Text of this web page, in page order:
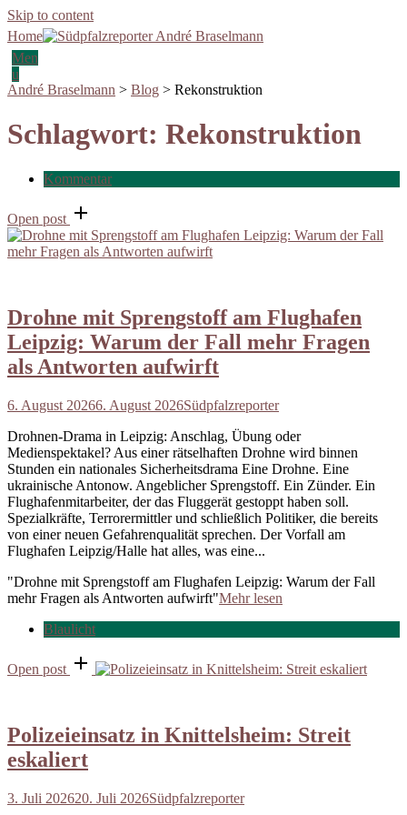
Skip to content
Home
Men
u
André Braselmann > Blog > Rekonstruktion
Schlagwort: Rekonstruktion
Kommentar
Open post
Drohne mit Sprengstoff am Flughafen
Leipzig: Warum der Fall mehr Fragen
als Antworten aufwirft
6. August 20266. August 2026Südpfalzreporter
Drohnen-Drama in Leipzig: Anschlag, Übung oder
Medienspektakel? Aus einer rätselhaften Drohne wird binnen
Stunden ein nationales Sicherheitsdrama Eine Drohne. Eine
ukrainische Antonow. Angeblicher Sprengstoff. Ein Zünder. Ein
Flughafenmitarbeiter, der das Fluggerät gestoppt haben soll.
Spezialkräfte, Terrorermittler und schließlich Politiker, die bereits
von einer neuen Gefahrenqualität sprechen. Der Vorfall am
Flughafen Leipzig/Halle hat alles, was eine...
"Drohne mit Sprengstoff am Flughafen Leipzig: Warum der Fall
mehr Fragen als Antworten aufwirft"Mehr lesen
Blaulicht
Open post
Polizeieinsatz in Knittelsheim: Streit
eskaliert
3. Juli 202620. Juli 2026Südpfalzreporter